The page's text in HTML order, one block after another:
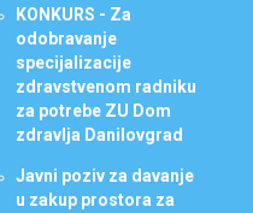
KONKURS - Za
odobravanje
specijalizacije
zdravstvenom radniku
za potrebe ZU Dom
zdravlja Danilovgrad
Javni poziv za davanje
u zakup prostora za